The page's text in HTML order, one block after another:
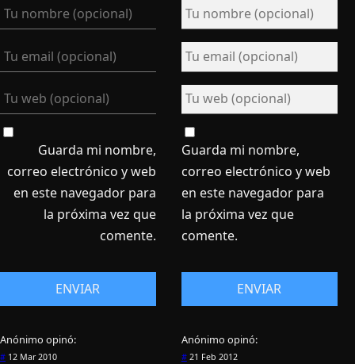
Guarda mi nombre,
correo electrónico y web
en este navegador para
la próxima vez que
comente.
Anónimo opinó:
# 12 Mar 2010
Guarda mi nombre,
correo electrónico y web
en este navegador para
la próxima vez que
comente.
Anónimo opinó:
#21 Feb 2012